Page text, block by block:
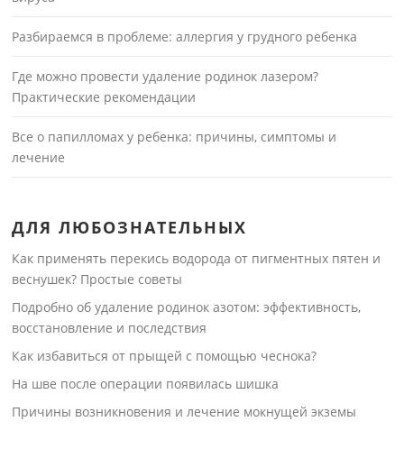
Разбираемся в проблеме: аллергия у грудного ребенка
Где можно провести удаление родинок лазером?
Практические рекомендации
Все о папилломах у ребенка: причины, симптомы и
лечение
ДЛЯ ЛЮБОЗНАТЕЛЬНЫХ
Как применять перекись водорода от пигментных пятен и
веснушек? Простые советы
Подробно об удаление родинок азотом: эффективность,
восстановление и последствия
Как избавиться от прыщей с помощью чеснока?
На шве после операции появилась шишка
Причины возникновения и лечение мокнущей экземы